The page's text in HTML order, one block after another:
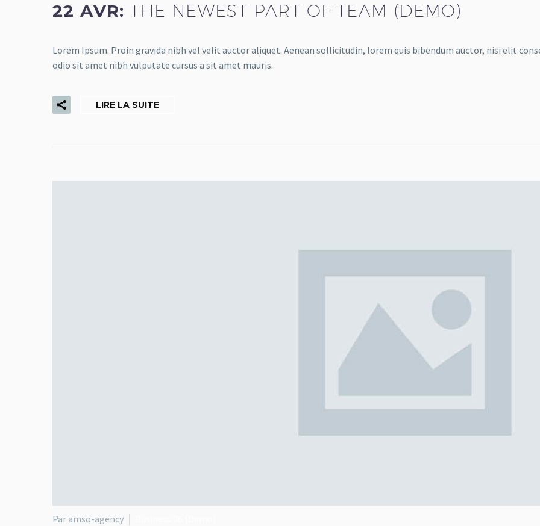
22 AVR:THE NEWEST PART OF TEAM (DEMO)
Lorem Ipsum. Proin gravida nibh vel velit auctor aliquet. Aenean sollicitudin, lorem quis bibendum auctor, nisi elit
odio sit amet nibh vulputate cursus a sit amet mauris.
LIRE LA SUITE
Par amso-agency